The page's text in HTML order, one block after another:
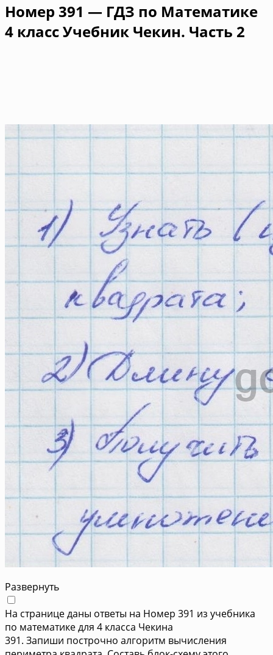
Номер 391 — ГДЗ по Математике
4 класс Учебник Чекин. Часть 2
Развернуть
На странице даны ответы на Номер 391 из учебника
по математике для 4 класса Чекина
391. Запиши построчно алгоритм вычисления